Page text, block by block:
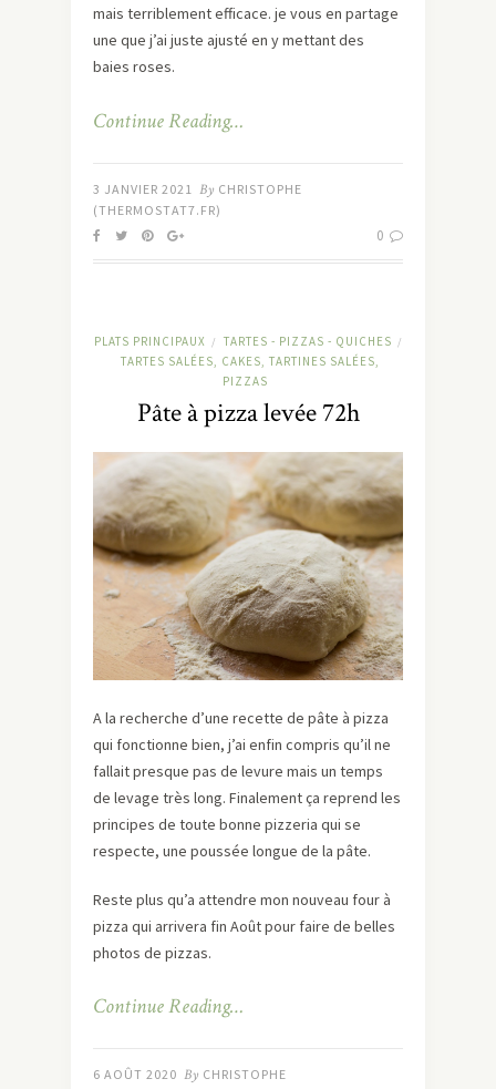
mais terriblement efficace. je vous en partage
une que j’ai juste ajusté en y mettant des
baies roses.
Continue Reading…
3 JANVIER 2021 By CHRISTOPHE
(THERMOSTAT7.FR)
0
PLATS PRINCIPAUX / TARTES - PIZZAS - QUICHES /
TARTES SALÉES, CAKES, TARTINES SALÉES,
PIZZAS
Pâte à pizza levée 72h
A la recherche d’une recette de pâte à pizza
qui fonctionne bien, j’ai enfin compris qu’il ne
fallait presque pas de levure mais un temps
de levage très long. Finalement ça reprend les
principes de toute bonne pizzeria qui se
respecte, une poussée longue de la pâte.
Reste plus qu’a attendre mon nouveau four à
pizza qui arrivera fin Août pour faire de belles
photos de pizzas.
Continue Reading…
6 AOÛT 2020 By CHRISTOPHE